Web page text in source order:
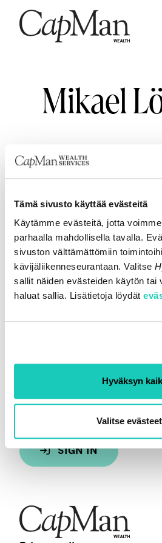
Tämä sivusto käyttää evästeitä
Käytämme evästeitä, jotta
parhaalla mahdollisella tavalla.
sivuston välttämättömiin
kävijäliikenneseurantaan. Valitse
sallit näiden evästeiden käytön tai
haluat sallia. Lisätietoja löydät
Hyväksyn
Valitse evästeet
sisältöön
Mikael
CapMan Wealth
Ludviginkatu 6, 00130 Helsinki
Business ID: 2467114-0
LEI number:
OTHER
CAPMAN WEALTH PORTAALI
SIGN IN